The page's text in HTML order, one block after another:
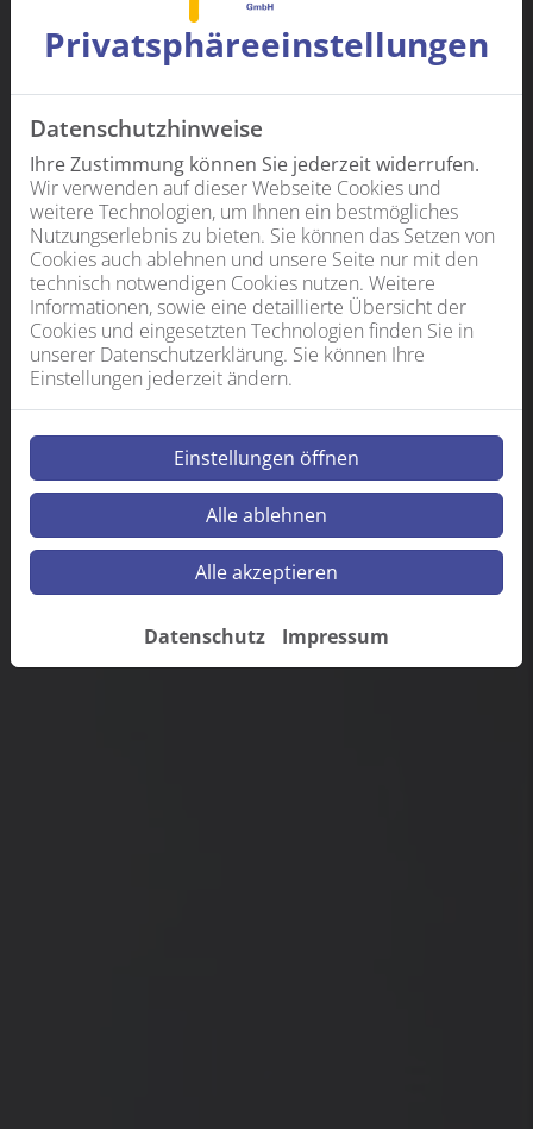
Privatsphäre­einstellungen
Datenschutzhinweise
Ihre Zustimmung können Sie jederzeit widerrufen.
Wir verwenden auf dieser Webseite Cookies und
weitere Technologien, um Ihnen ein bestmögliches
Nutzungserlebnis zu bieten. Sie können das Setzen von
Cookies auch ablehnen und unsere Seite nur mit den
technisch notwendigen Cookies nutzen. Weitere
Informationen, sowie eine detaillierte Übersicht der
Cookies und eingesetzten Technologien finden Sie in
unserer Datenschutzerklärung. Sie können Ihre
Einstellungen jederzeit ändern.
Einstellungen öffnen
Alle ablehnen
Alle akzeptieren
Datenschutz Impressum